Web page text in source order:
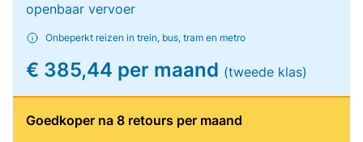
openbaar vervoer
Onbeperkt reizen in trein, bus, tram en metro
€ 385,44 per maand (tweede klas)
Goedkoper na 8 retours per maand